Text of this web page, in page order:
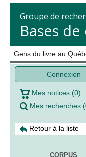
Groupe de
Bases
Gens du livre au
Connexion
Mes notices (0)
Mes recherches (
Retour à la liste
CORPUS